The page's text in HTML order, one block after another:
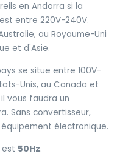
en Andorra si la
entre 220V-240V.
au Royaume-Uni
et d'Asie.
se situe entre 100V-
Unis, au Canada et
vous faudra un
Sans convertisseur,
électronique.
est 50Hz.